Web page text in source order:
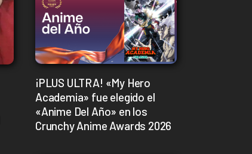
¡PLUS ULTRA! «My Hero
Academia» fue elegido el
«Anime Del Año» en los
Crunchy Anime Awards 2026